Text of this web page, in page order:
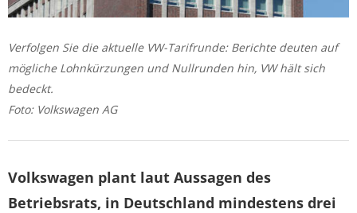
Verfolgen Sie die aktuelle VW-Tarifrunde: Berichte deuten auf
mögliche Lohnkürzungen und Nullrunden hin, VW hält sich
bedeckt.
Foto: Volkswagen AG
Volkswagen plant laut Aussagen des
Betriebsrats, in Deutschland mindestens drei